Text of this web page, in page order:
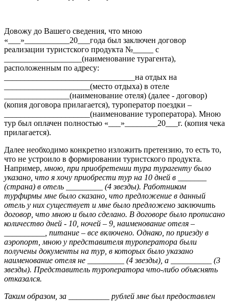
Довожу до Вашего сведения, что мною
«___»___________20___года был заключен договор
реализации туристского продукта №_____ с
___________________(наименование турагента),
расположенным по адресу:
________________________________на отдых на
_____________________(место отдыха) в отеле
________________(наименование отеля) (далее - договор)
(копия договора прилагается), туроператор поездки –
_____________________(наименование туроператора). Мною
тур был оплачен полностью «___»________20___г. (копия чека
прилагается).
Далее необходимо конкретно изложить претензию, то есть то,
что не устроило в формировании туристского продукта.
Например, мною, при приобретении тура турагенту было
указано, что я хочу приобрести тур на 10 дней в _______
(страна) в отель _________ (4 звезды). Работником
турфирмы мне было сказано, что предложение в данный
отель у них существует и мне было предложено заключить
договор, что мною и было сделано. В договоре было прописано
количество дней - 10, ночей – 9, наименование отеля –
__________, питание – все включено. Однако, по приезду в
аэропорт, мною у представителя туроператора были
получены документы на тур, в которых было указано
наименование отеля не _________ (4 звезды), а __________ (3
звезды). Представитель туроператора что-либо объяснять
отказался.
Таким образом, за __________ рублей мне был предоставлен